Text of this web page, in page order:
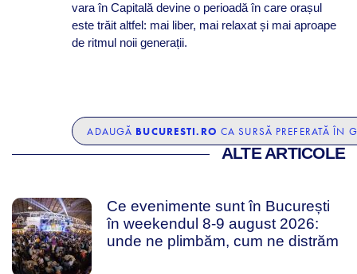
vara în Capitală devine o perioadă în care orașul
este trăit altfel: mai liber, mai relaxat și mai aproape
de ritmul noii generații.
ADAUGĂ BUCURESTI.RO CA SURSĂ PREFERATĂ ÎN
ALTE ARTICOLE
Ce evenimente sunt în București
în weekendul 8-9 august 2026:
unde ne plimbăm, cum ne distrăm